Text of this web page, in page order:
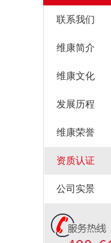
联系我们
维康简介
维康文化
发展历程
维康荣誉
资质认证
公司实景